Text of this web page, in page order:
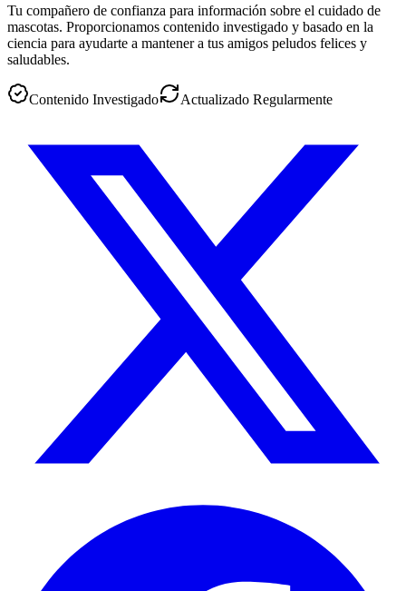
Tu compañero de confianza para información sobre el cuidado de
mascotas. Proporcionamos contenido investigado y basado en la
ciencia para ayudarte a mantener a tus amigos peludos felices y
saludables.
Contenido Investigado Actualizado Regularmente